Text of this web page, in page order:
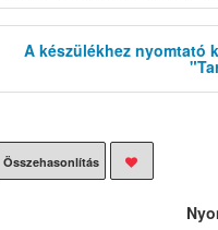
A készülékhez nyomtató
Összehasonlítás